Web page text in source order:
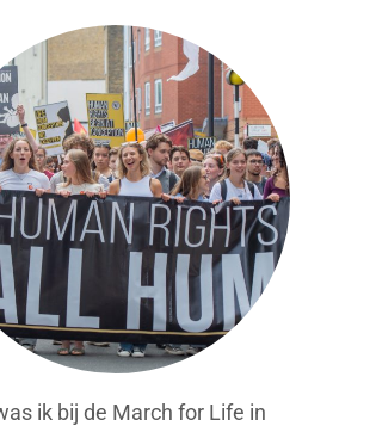
ik bij de March for Life in